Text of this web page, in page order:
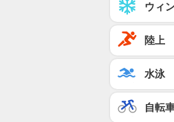
ウィ
陸上
水泳
自転